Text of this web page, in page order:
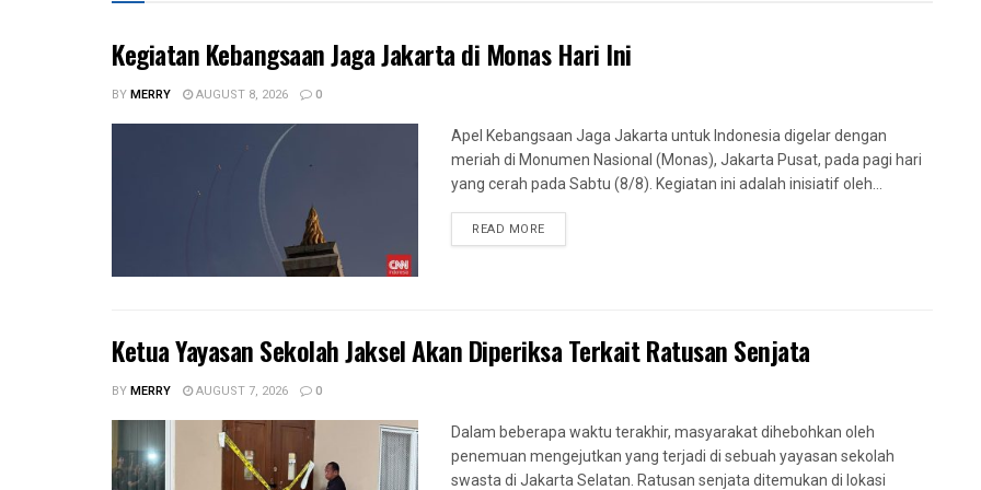
Kegiatan Kebangsaan Jaga Jakarta di Monas Hari Ini
BYMERRY AUGUST 8, 2026 0
Apel Kebangsaan Jaga Jakarta untuk Indonesia digelar dengan
meriah di Monumen Nasional (Monas), Jakarta Pusat, pada pagi hari
yang cerah pada Sabtu (8/8). Kegiatan ini adalah inisiatif oleh...
READ MORE
Ketua Yayasan Sekolah Jaksel Akan Diperiksa Terkait Ratusan Senjata
BYMERRY AUGUST 7, 2026 0
Dalam beberapa waktu terakhir, masyarakat dihebohkan oleh
penemuan mengejutkan yang terjadi di sebuah yayasan sekolah
swasta di Jakarta Selatan. Ratusan senjata ditemukan di lokasi